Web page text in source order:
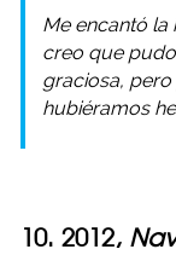
Me encantó la
creo que
graciosa,
hubiéramos
10. 2012,